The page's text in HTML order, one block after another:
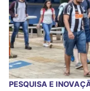
PESQUISA E